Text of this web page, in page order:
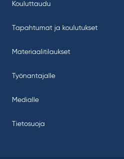
Kouluttaudu
Tapahtumat ja koulutukset
Materiaalitilaukset
Työnantajalle
Medialle
Tietosuoja